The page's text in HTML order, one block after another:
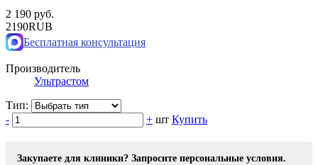
2 190 руб.
2190RUB
Бесплатная консультация
Производитель
Ультрастом
Тип:
-
+ шт Купить
Закупаете для клиники? Запросите персональные условия.